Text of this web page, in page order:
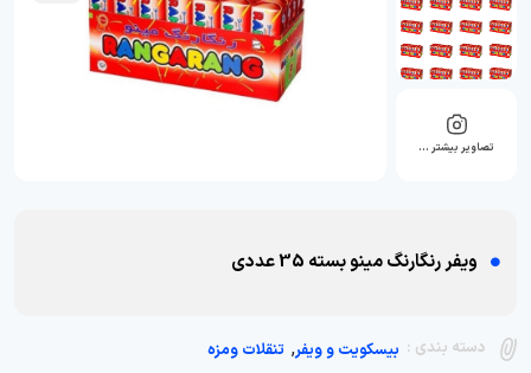
تصاویر بیشتر …
ویفر رنگارنگ مینو بسته 35 عددی
دسته بندی : بیسکویت و ویفر, تنقلات ومزه